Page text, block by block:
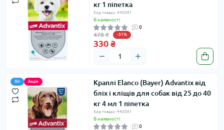
кг 1 піпетка
Код товару: 440081
В наявності
0
478 ₴ -31%
330 ₴
Хіт Акція
Краплі Elanco (Bayer) Advantix від
бліх і кліщів для собак від 25 до 40
кг 4 мл 1 піпетка
Код товару: 440081
В наявності
0